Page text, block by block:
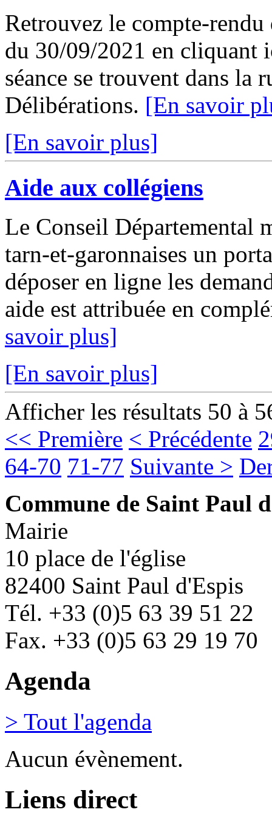
Retrouvez le compte-
du 30/09/2021 en cliquant
séance se trouvent dans
Délibérations. [En savoir
[En savoir plus]
Aide aux collégiens
Le Conseil Départemental
tarn-et-garonnaises un
déposer en ligne les
aide est attribuée en
savoir plus]
[En savoir plus]
Afficher les résultats 50 à
<< Première < Précédente
64-70 71-77 Suivante >
Commune de Saint Paul
Mairie
10 place de l'église
82400 Saint Paul d'Espis
Tél. +33 (0)5 63 39 51 22
Fax. +33 (0)5 63 29 19 70
Agenda
> Tout l'agenda
Aucun évènement.
Liens direct